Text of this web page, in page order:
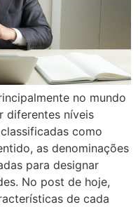
no mundo
diferentes níveis
como
as denominações
para designar
No post de hoje,
de cada